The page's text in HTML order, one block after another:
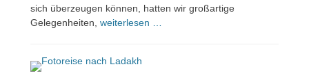
sich überzeugen können, hatten wir großartige
Gelegenheiten, weiterlesen …